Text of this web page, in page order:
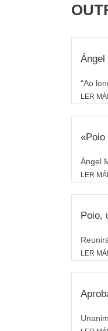
Ángel
“Ao
LER
«Poio
Ángel
LER
Poio,
LER